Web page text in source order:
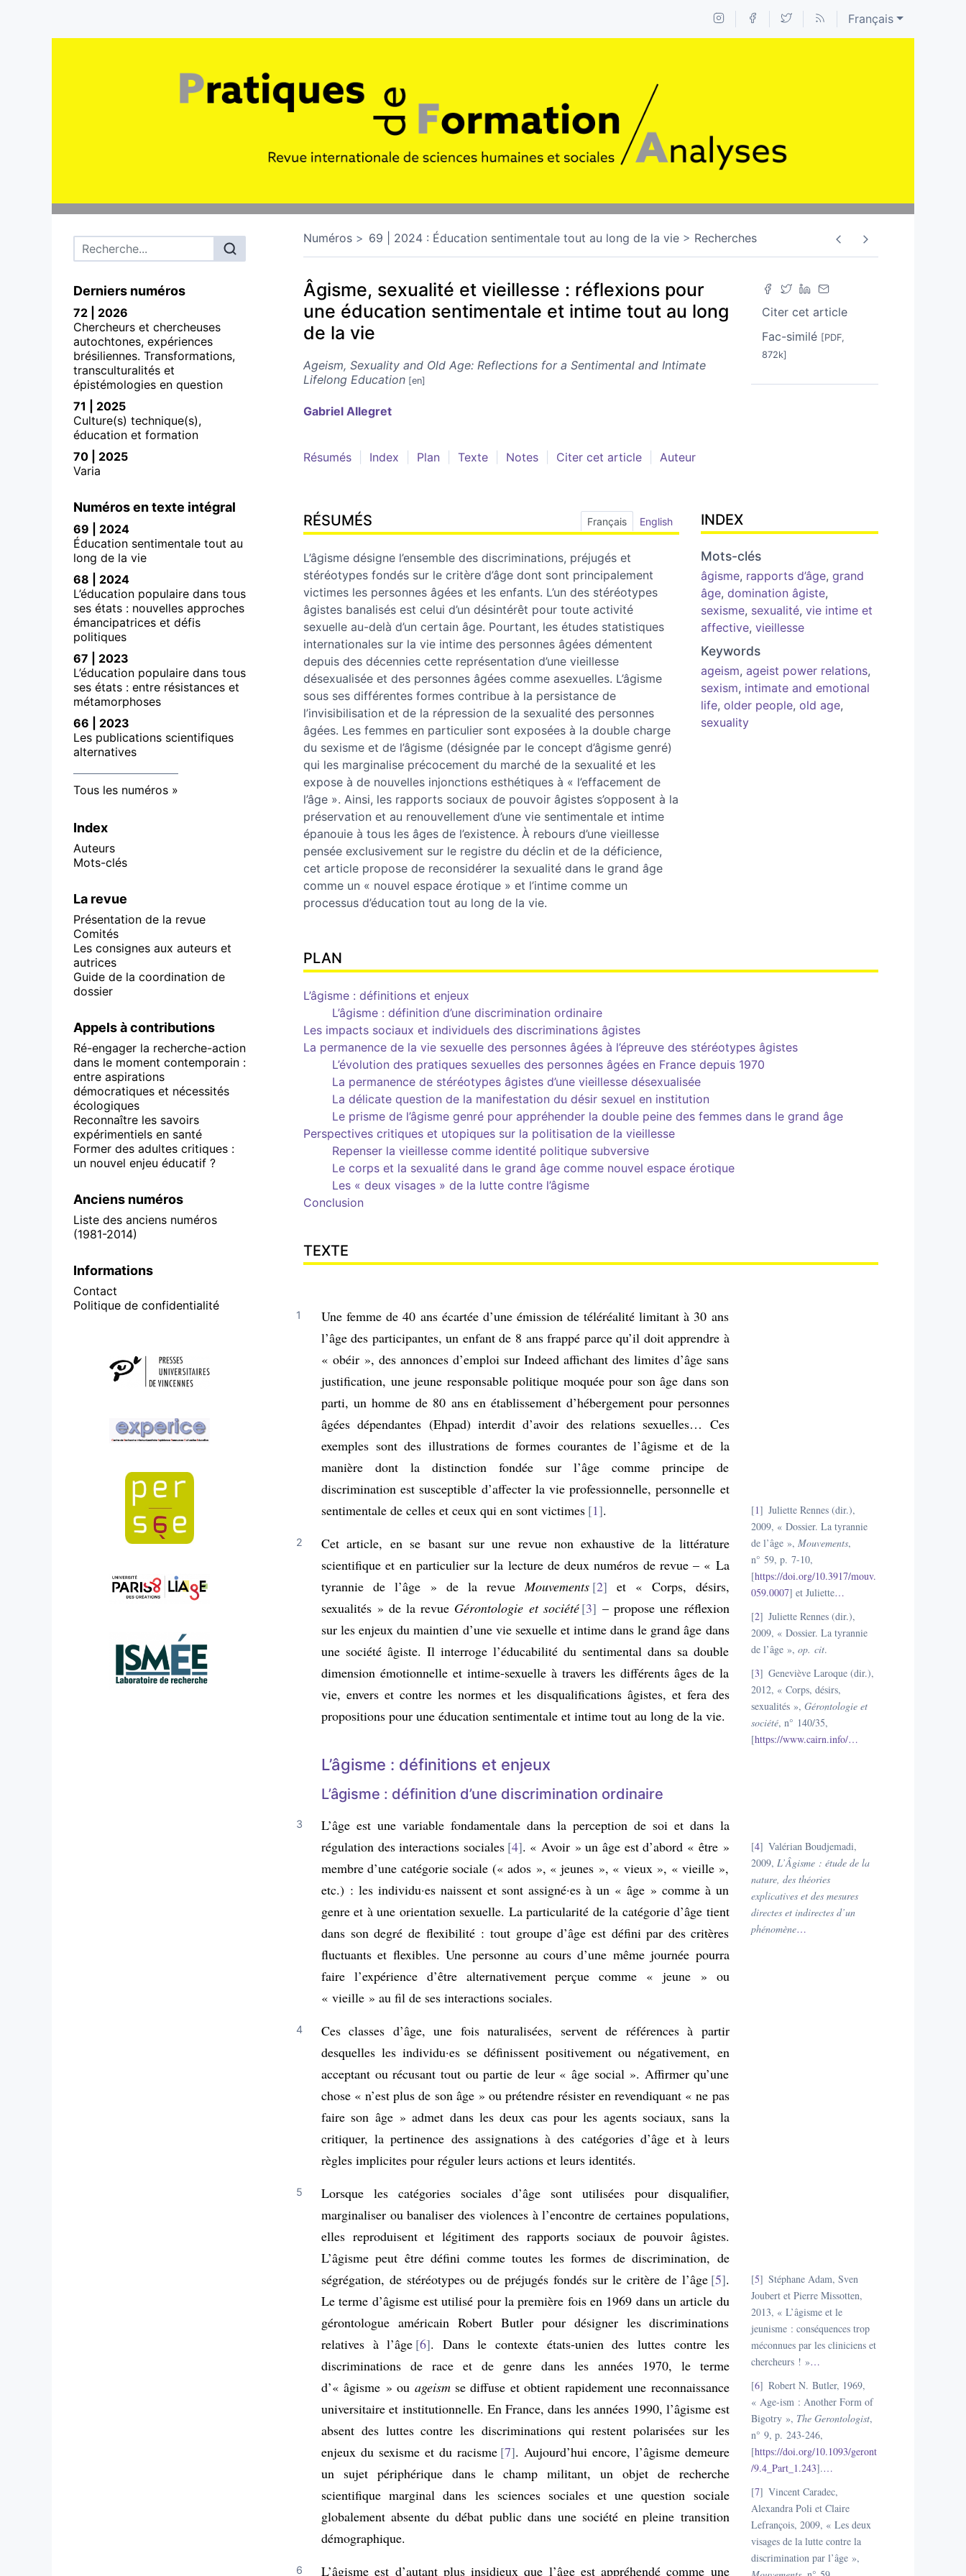
Français
Menu principal
Derniers numéros
72 | 2026
Chercheurs et chercheuses
autochtones, expériences
brésiliennes. Transformations,
transculturalités et
épistémologies en question
71 | 2025
Culture(s) technique(s),
éducation et formation
70 | 2025
Varia
Numéros en texte intégral
69 | 2024
Éducation sentimentale tout au
long de la vie
68 | 2024
L’éducation populaire dans tous
ses états : nouvelles approches
émancipatrices et défis
politiques
67 | 2023
L’éducation populaire dans tous
ses états : entre résistances et
métamorphoses
66 | 2023
Les publications scientifiques
alternatives
Tous les numéros
Index
Auteurs
Mots-clés
La revue
Présentation de la revue
Comités
Les consignes aux auteurs et
autrices
Guide de la coordination de
dossier
Appels à contributions
Ré-engager la recherche-action
dans le moment contemporain :
entre aspirations
démocratiques et nécessités
écologiques
Reconnaître les savoirs
expérimentiels en santé
Former des adultes critiques :
un nouvel enjeu éducatif ?
Anciens numéros
Liste des anciens numéros
(1981-2014)
Informations
Contact
Politique de confidentialité
Affiliations/partenaires
Numéros 69 | 2024 : Éducation sentimentale tout au long de la vie Recherches
Citer cet article
Fac-similé [PDF,
872k]
Âgisme, sexualité et vieillesse : réflexions pour
une éducation sentimentale et intime tout au long
de la vie
Ageism, Sexuality and Old Age: Reflections for a Sentimental and Intimate
Lifelong Education
Gabriel Allegret
Résumés Index Plan Texte Notes Citer cet article Auteur
RÉSUMÉS Français English
L’âgisme désigne l’ensemble des discriminations, préjugés et
stéréotypes fondés sur le critère d’âge dont sont principalement
victimes les personnes âgées et les enfants. L’un des stéréotypes
âgistes banalisés est celui d’un désintérêt pour toute activité
sexuelle au-delà d’un certain âge. Pourtant, les études statistiques
internationales sur la vie intime des personnes âgées démentent
depuis des décennies cette représentation d’une vieillesse
désexualisée et des personnes âgées comme asexuelles. L’âgisme
sous ses différentes formes contribue à la persistance de
l’invisibilisation et de la répression de la sexualité des personnes
âgées. Les femmes en particulier sont exposées à la double charge
du sexisme et de l’âgisme (désignée par le concept d’âgisme genré)
qui les marginalise précocement du marché de la sexualité et les
expose à de nouvelles injonctions esthétiques à « l’effacement de
l’âge ». Ainsi, les rapports sociaux de pouvoir âgistes s’opposent à la
préservation et au renouvellement d’une vie sentimentale et intime
épanouie à tous les âges de l’existence. À rebours d’une vieillesse
pensée exclusivement sur le registre du déclin et de la déficience,
cet article propose de reconsidérer la sexualité dans le grand âge
comme un « nouvel espace érotique » et l’intime comme un
processus d’éducation tout au long de la vie.
INDEX
Mots-clés
âgisme, rapports d’âge,grand
âge,domination âgiste,
sexisme, sexualité,vie intime et
affective,vieillesse
Keywords
ageism,ageist power relations,
sexism, intimate and emotional
life,older people,old age,
sexuality
PLAN
L’âgisme : définitions et enjeux
L’âgisme : définition d’une discrimination ordinaire
Les impacts sociaux et individuels des discriminations âgistes
La permanence de la vie sexuelle des personnes âgées à l’épreuve des stéréotypes âgistes
L’évolution des pratiques sexuelles des personnes âgées en France depuis 1970
La permanence de stéréotypes âgistes d’une vieillesse désexualisée
La délicate question de la manifestation du désir sexuel en institution
Le prisme de l’âgisme genré pour appréhender la double peine des femmes dans le grand âge
Perspectives critiques et utopiques sur la politisation de la vieillesse
Repenser la vieillesse comme identité politique subversive
Le corps et la sexualité dans le grand âge comme nouvel espace érotique
Les « deux visages » de la lutte contre l’âgisme
Conclusion
TEXTE
Une femme de 40 ans écartée d’une émission de téléréalité limitant à 30 ans
l’âge des participantes, un enfant de 8 ans frappé parce qu’il doit apprendre à
« obéir », des annonces d’emploi sur Indeed affichant des limites d’âge sans
justification, une jeune responsable politique moquée pour son âge dans son
parti, un homme de 80 ans en établissement d’hébergement pour personnes
âgées dépendantes (Ehpad) interdit d’avoir des relations sexuelles… Ces
exemples sont des illustrations de formes courantes de l’âgisme et de la
manière dont la distinction fondée sur l’âge comme principe de
discrimination est susceptible d’affecter la vie professionnelle, personnelle et
sentimentale de celles et ceux qui en sont victimes 1 .
Cet article, en se basant sur une revue non exhaustive de la littérature
scientifique et en particulier sur la lecture de deux numéros de revue – « La
tyrannie de l’âge » de la revueMouvements 2
et « Corps, désirs,
sexualités » de la revue Gérontologie et société 3 – propose une réflexion
sur les enjeux du maintien d’une vie sexuelle et intime dans le grand âge dans
une société âgiste. Il interroge l’éducabilité du sentimental dans sa double
dimension émotionnelle et intime-sexuelle à travers les différents âges de la
vie, envers et contre les normes et les disqualifications âgistes, et fera des
propositions pour une éducation sentimentale et intime tout au long de la vie.
L’âgisme : définitions et enjeux
L’âgisme : définition d’une discrimination ordinaire
L’âge est une variable fondamentale dans la perception de soi et dans la
régulation des interactions sociales 4 . « Avoir » un âge est d’abord « être »
membre d’une catégorie sociale (« ados », « jeunes », « vieux », « vieille »,
etc.) : les individu·es naissent et sont assigné·es à un « âge » comme à un
genre et à une orientation sexuelle. La particularité de la catégorie d’âge tient
dans son degré de flexibilité : tout groupe d’âge est défini par des critères
fluctuants et flexibles. Une personne au cours d’une même journée pourra
faire l’expérience d’être alternativement perçue comme « jeune » ou
« vieille » au fil de ses interactions sociales.
Ces classes d’âge, une fois naturalisées, servent de références à partir
desquelles les individu·es se définissent positivement ou négativement, en
acceptant ou récusant tout ou partie de leur « âge social ». Affirmer qu’une
chose « n’est plus de son âge » ou prétendre résister en revendiquant « ne pas
faire son âge » admet dans les deux cas pour les agents sociaux, sans la
critiquer, la pertinence des assignations à des catégories d’âge et à leurs
règles implicites pour réguler leurs actions et leurs identités.
Lorsque les catégories sociales d’âge sont utilisées pour disqualifier,
marginaliser ou banaliser des violences à l’encontre de certaines populations,
elles reproduisent et légitiment des rapports sociaux de pouvoir âgistes.
L’âgisme peut être défini comme toutes les formes de discrimination, de
ségrégation, de stéréotypes ou de préjugés fondés sur le critère de l’âge 5 .
Le terme d’âgisme est utilisé pour la première fois en 1969 dans un article du
gérontologue américain Robert Butler pour désigner les discriminations
relatives à l’âge 6 . Dans le contexte états-unien des luttes contre les
discriminations de race et de genre dans les années 1970, le terme
d’« âgisme » ou ageism se diffuse et obtient rapidement une reconnaissance
universitaire et institutionnelle. En France, dans les années 1990, l’âgisme est
absent des luttes contre les discriminations qui restent polarisées sur les
enjeux du sexisme et du racisme 7 . Aujourd’hui encore, l’âgisme demeure
un sujet périphérique dans le champ militant, un objet de recherche
scientifique marginal dans les sciences sociales et une question sociale
globalement absente du débat public dans une société en pleine transition
démographique.
L’âgisme est d’autant plus insidieux que l’âge est appréhendé comme une
1
Juliette Rennes (dir.),
2009, « Dossier. La tyrannie
de l’âge », Mouvements,
n° 59, p. 7-10,
[https://doi.org/10.3917/mouv.
059.0007] et Juliette…
2
Juliette Rennes (dir.),
2009, « Dossier. La tyrannie
de l’âge », op. cit.
3
Geneviève Laroque (dir.),
2012, « Corps, désirs,
sexualités », Gérontologie et
société, n° 140/35,
[https://www.cairn.info/…
4
Valérian Boudjemadi,
2009, L’Âgisme : étude de la
nature, des théories
explicatives et des mesures
directes et indirectes d’un
phénomène…
5
Stéphane Adam, Sven
Joubert et Pierre Missotten,
2013, « L’âgisme et le
jeunisme : conséquences trop
méconnues par les cliniciens et
chercheurs ! »…
6
Robert N. Butler, 1969,
« Age-ism : Another Form of
Bigotry », The Gerontologist,
n° 9, p. 243-246,
[https://doi.org/10.1093/geront
/9.4_Part_1.243].…
7
Vincent Caradec,
Alexandra Poli et Claire
Lefrançois, 2009, « Les deux
visages de la lutte contre la
discrimination par l’âge »,